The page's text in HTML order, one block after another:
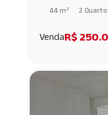
44 m² 2 Quarto
VendaR$